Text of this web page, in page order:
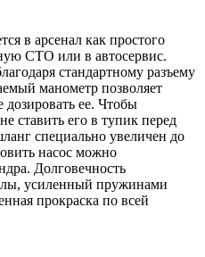
в арсенал как простого
СТО или в автосервис.
стандартному разъему
манометр позволяет
дозировать ее. Чтобы
ставить его в тупик перед
специально увеличен до
насос можно
Долговечность
усиленный пружинами
прокраска по всей